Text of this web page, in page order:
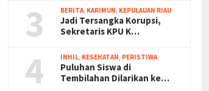
3 BERITA, KARIMUN, KEPULAUAN RIAU
Jadi Tersangka Korupsi,
Sekretaris KPU K…
4 INHIL, KESEHATAN, PERISTIWA
Puluhan Siswa di
Tembilahan Dilarikan ke…